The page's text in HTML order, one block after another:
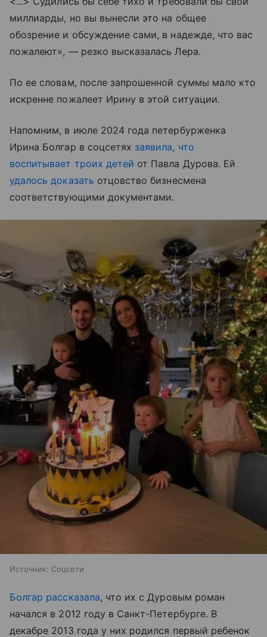
миллиарды, но вы вынесли это на общее
обозрение и обсуждение сами, в надежде, что вас
пожалеют», — резко высказалась Лера.
По ее словам, после запрошенной суммы мало кто
искренне пожалеет Ирину в этой ситуации.
Напомним, в июле 2024 года петербурженка
Ирина Болгар в соцсетях заявила, что
воспитывает троих детей от Павла Дурова. Ей
удалось доказать отцовство бизнесмена
соответствующими документами.
Источник: Соцсети
Болгар рассказала, что их с Дуровым роман
начался в 2012 году в Санкт-Петербурге. В
декабре 2013 года у них родился первый ребенок